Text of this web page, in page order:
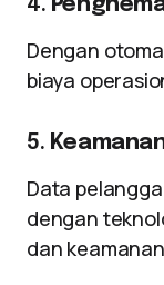
4.
Dengan
biaya
5.
Data
dengan
dan